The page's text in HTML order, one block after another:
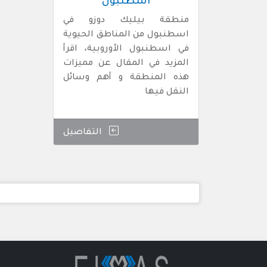
اسطنبول
منطقة بيليك دوزو في
اسطنبول من المناطق الحيوية
في اسطنبول الأوروبية، اقرأ
المزيد في المقال عن مميزات
هذه المنطقة و أهم وسائل
النقل فيها
التفاصيل